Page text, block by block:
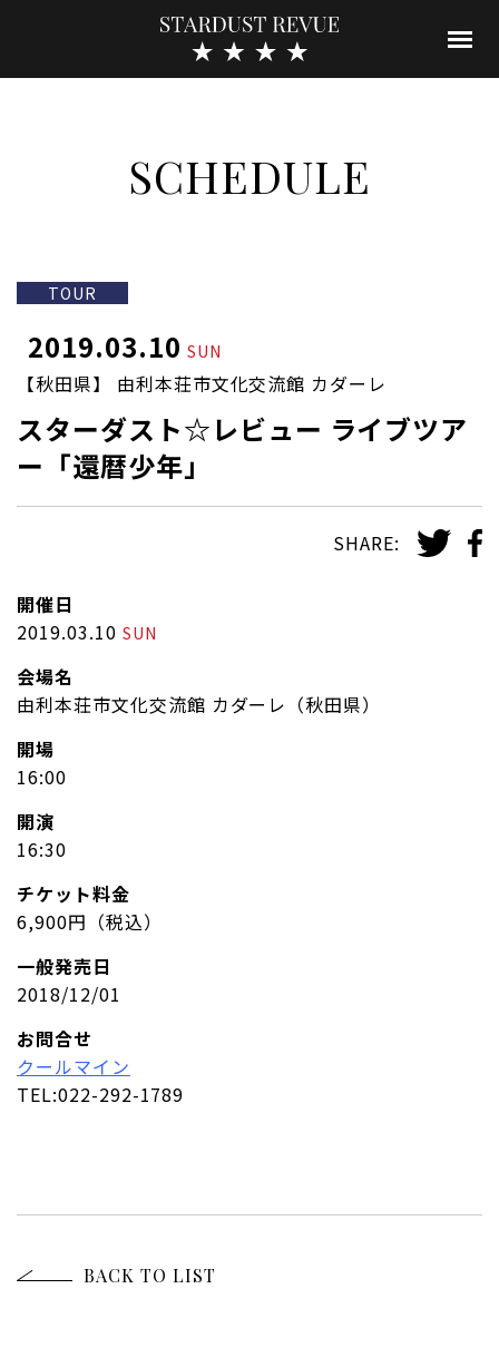
SCHEDULE
TOUR
2019.03.10 SUN
【秋田県】 由利本荘市文化交流館 カダーレ
スターダスト☆レビュー ライブツア
ー「還暦少年」
SHARE:
開催日
2019.03.10 SUN
会場名
由利本荘市文化交流館 カダーレ（秋田県）
開場
16:00
開演
16:30
チケット料金
6,900円（税込）
一般発売日
2018/12/01
お問合せ
クールマイン
TEL:022-292-1789
BACK TO LIST